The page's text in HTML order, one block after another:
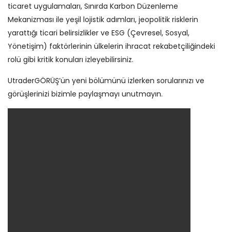
ticaret uygulamaları, Sınırda Karbon Düzenleme
Mekanizması ile yeşil lojistik adımları, jeopolitik risklerin
yarattığı ticari belirsizlikler ve ESG (Çevresel, Sosyal,
Yönetişim) faktörlerinin ülkelerin ihracat rekabetçiliğindeki
rolü gibi kritik konuları izleyebilirsiniz.
UtraderGÖRÜŞ’ün yeni bölümünü izlerken sorularınızı ve
görüşlerinizi bizimle paylaşmayı unutmayın.